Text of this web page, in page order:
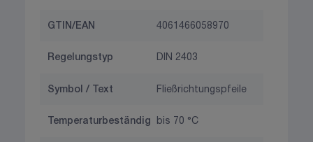
GTIN/EAN 4061466058970
Regelungstyp DIN 2403
Symbol / Text Fließrichtungspfeile
Temperaturbeständig bis 70 °C